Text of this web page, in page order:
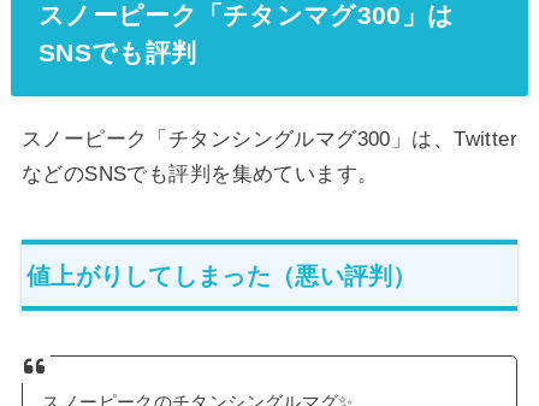
スノーピーク「チタンマグ300」は
SNSでも評判
スノーピーク「チタンシングルマグ300」は、Twitter
などのSNSでも評判を集めています。
値上がりしてしまった（悪い評判）
スノーピークのチタンシングルマグ✨